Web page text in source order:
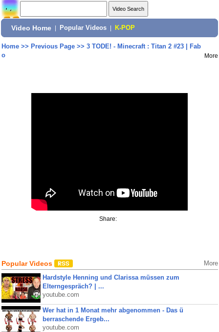
Video Home Popular Videos K-POP
Home>> Previous Page>> 3 TODE! - Minecraft : Titan 2 #23 | Fab
o
More
Share:
Popular Videos More
Hardstyle Henning und Clarissa müssen zum
Elterngespräch? | ...
youtube.com
Wer hat in 1 Monat mehr abgenommen - Das ü
berraschende Ergeb...
youtube.com